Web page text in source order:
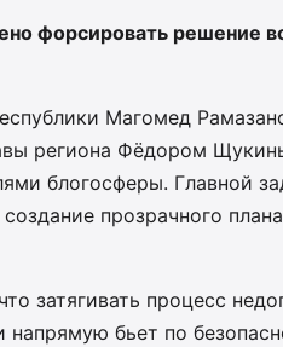
форсировать решение
Магомед
региона Фёдором
блогосферы. Главной
прозрачного
затягивать процесс
напрямую бьет по